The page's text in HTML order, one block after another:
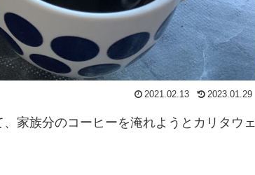
2021.02.13 2023.01.29
家族分のコーヒーを淹れようとカリタウェ